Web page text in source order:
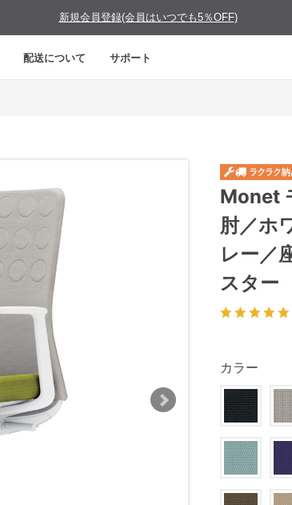
新規会員登録(会員はいつでも5％OFF)
配送について サポート
Monet
肘／ホ
レー／
スター
カラー